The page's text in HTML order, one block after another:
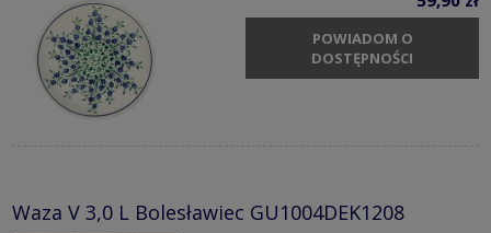
POWIADOM O
DOSTĘPNOŚCI
Waza V 3,0 L Bolesławiec GU1004DEK1208